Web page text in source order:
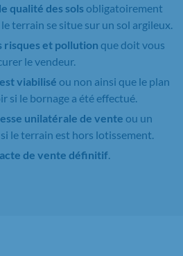
qualité des sols obligatoirement
terrain se situe sur un sol argileux.
risques et pollution que doit vous
le vendeur.
viabilisé ou non ainsi que le plan
si le bornage a été effectué.
unilatérale de vente ou un
le terrain est hors lotissement.
de vente définitif